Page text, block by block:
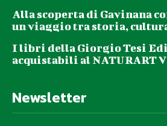
Alla scoperta di Gavinana
un viaggio tra storia,
I libri della Giorgio Tesi
acquistabili al NATURART
Newsletter